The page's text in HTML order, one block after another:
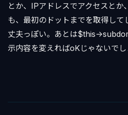
とか、IPアドレスでアクセスと
も、最初のドットまでを取得して
丈夫っぽい。あとは$this-
示内容を変えればoKじゃないでし